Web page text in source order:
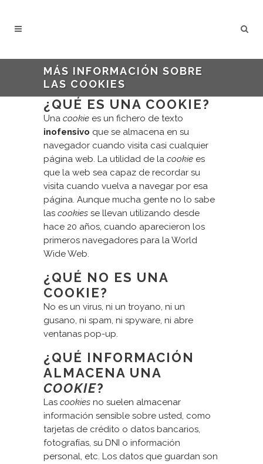
MÁS INFORMACIÓN SOBRE
LAS COOKIES
¿QUÉ ES UNA COOKIE?
Una cookie es un fichero de texto
inofensivo que se almacena en su
navegador cuando visita casi cualquier
página web. La utilidad de la cookie es
que la web sea capaz de recordar su
visita cuando vuelva a navegar por esa
página. Aunque mucha gente no lo sabe
las cookies se llevan utilizando desde
hace 20 años, cuando aparecieron los
primeros navegadores para la World
Wide Web.
¿QUÉ NO ES UNA
COOKIE?
No es un virus, ni un troyano, ni un
gusano, ni spam, ni spyware, ni abre
ventanas pop-up.
¿QUÉ INFORMACIÓN
ALMACENA UNA
COOKIE?
Las cookies no suelen almacenar
información sensible sobre usted, como
tarjetas de crédito o datos bancarios,
fotografías, su DNI o información
personal, etc. Los datos que guardan son